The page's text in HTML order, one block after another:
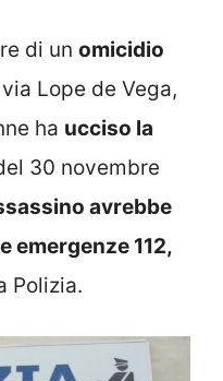
di un omicidio
Lope de Vega,
ha ucciso la
30 novembre
avrebbe
emergenze 112,
Polizia.